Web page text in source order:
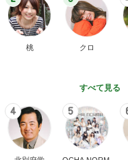
桃 クロ
すべて見る
4 5